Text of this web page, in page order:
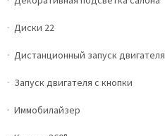
Диски 22
Дистанционный запуск двигателя
Запуск двигателя с кнопки
Иммобилайзер